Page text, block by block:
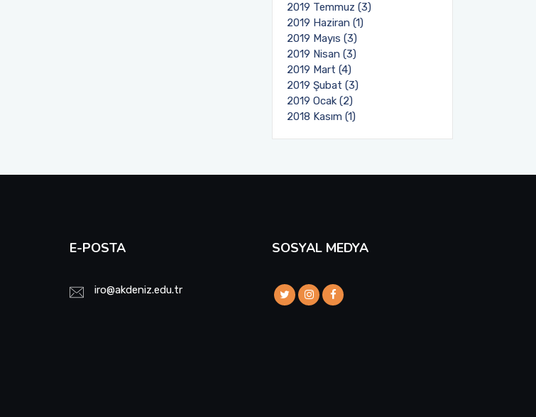
2019 Temmuz (3)
2019 Haziran (1)
2019 Mayıs (3)
2019 Nisan (3)
2019 Mart (4)
2019 Şubat (3)
2019 Ocak (2)
2018 Kasım (1)
E-POSTA
iro@akdeniz.edu.tr
SOSYAL MEDYA